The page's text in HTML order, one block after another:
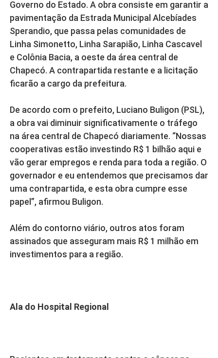
Governo do Estado. A obra consiste em garantir a
pavimentação da Estrada Municipal Alcebíades
Sperandio, que passa pelas comunidades de
Linha Simonetto, Linha Sarapião, Linha Cascavel
e Colônia Bacia, a oeste da área central de
Chapecó. A contrapartida restante e a licitação
ficarão a cargo da prefeitura.
De acordo com o prefeito, Luciano Buligon (PSL),
a obra vai diminuir significativamente o tráfego
na área central de Chapecó diariamente. “Nossas
cooperativas estão investindo R$ 1 bilhão aqui e
vão gerar empregos e renda para toda a região. O
governador e eu entendemos que precisamos dar
uma contrapartida, e esta obra cumpre esse
papel”, afirmou Buligon.
Além do contorno viário, outros atos foram
assinados que asseguram mais R$ 1 milhão em
investimentos para a região.
Ala do Hospital Regional